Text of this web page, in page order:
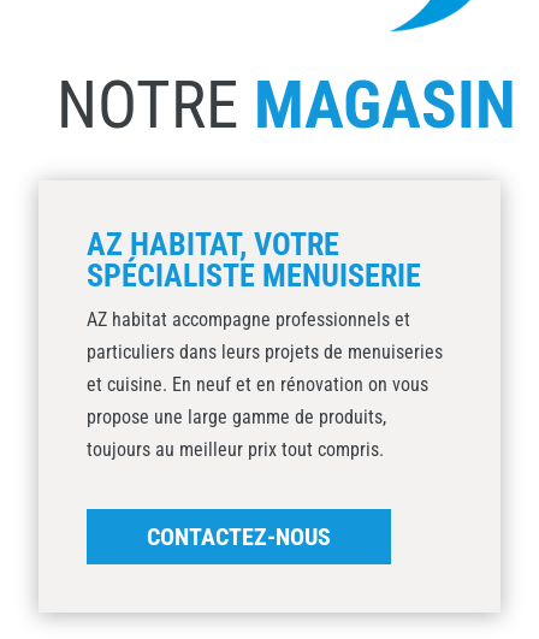
NOTRE MAGASIN
AZ HABITAT, VOTRE
SPÉCIALISTE MENUISERIE
AZ habitat accompagne professionnels et
particuliers dans leurs projets de menuiseries
et cuisine. En neuf et en rénovation on vous
propose une large gamme de produits,
toujours au meilleur prix tout compris.
CONTACTEZ-NOUS